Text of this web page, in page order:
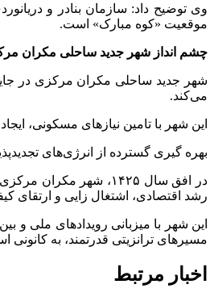
وی توضیح داد: سازمان بنادر و
موقعیت «کوه مبارک» است.
چشم انداز شهر جدید ساحلی مکران
شهر جدید ساحلی مکران مرکزی در
می‌کند.
این شهر با تامین نیازهای مسکونی،
بهره گیری گسترده از انرژی‌های
در افق سال ۱۴۲۵،
رشد اقتصادی، اشتغال زایی و ارتقای
این شهر با میزبانی رویدادهای ملی
مسیرهای ترانزیتی قدرتمند، به کانونی
اخبار مرتبط